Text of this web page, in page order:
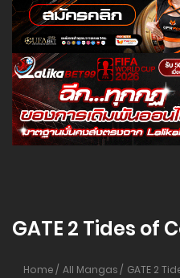
GATE 2 Tides of
Home All Mangas GATE 2